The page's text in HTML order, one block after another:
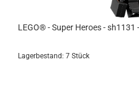
LEGO® - Super Heroes -
Lagerbestand: 7 Stück